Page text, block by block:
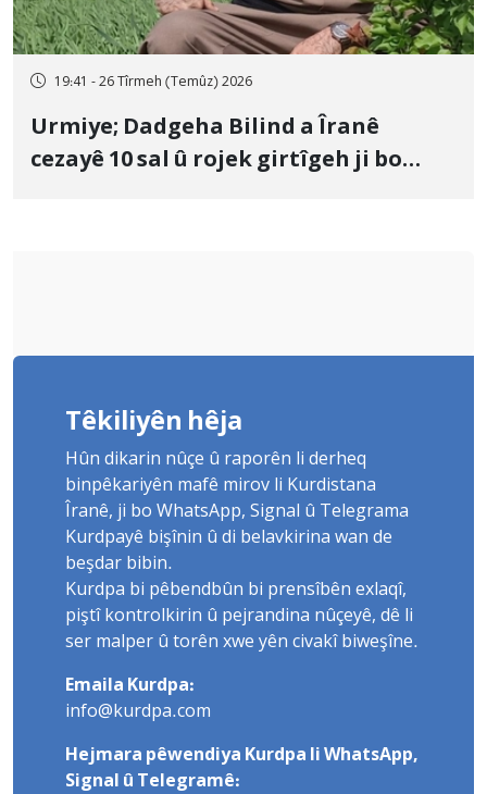
19:41 - 26 Tîrmeh (Temûz) 2026
Urmiye; Dadgeha Bilind a Îranê
cezayê 10 sal û rojek girtîgeh ji bo
Têkiliyên hêja
Hûn dikarin nûçe û raporên li derheq
binpêkariyên mafê mirov li Kurdistana
Îranê, ji bo WhatsApp, Signal û Telegrama
Kurdpayê bişînin û di belavkirina wan de
beşdar bibin.
Kurdpa bi pêbendbûn bi prensîbên exlaqî,
piştî kontrolkirin û pejrandina nûçeyê, dê li
ser malper û torên xwe yên civakî biweşîne.
Emaila Kurdpa:
info@kurdpa.com
Hejmara pêwendiya Kurdpa li WhatsApp,
Signal û Telegramê: